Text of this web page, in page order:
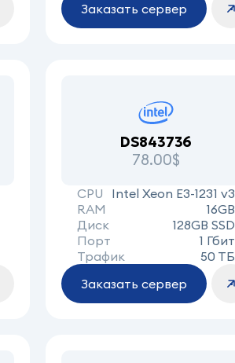
Заказать сервер
DS843736
78.00$
CPU
Intel Xeon E3-1231 v3
RAM
16GB
Диск
128GB SSD
Порт
1 Гбит
Трафик
50 ТБ
Заказать сервер